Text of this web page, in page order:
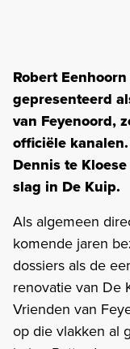
Robert
gepresenteerd
van Feyenoord,
officiële
Dennis te
slag in De Kuip.
Als algemeen
komende jaren
dossiers als de
renovatie van De
Vrienden van
op die vlakken al